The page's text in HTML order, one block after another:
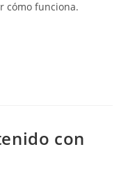
cómo funciona.
con